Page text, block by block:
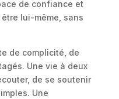
de confiance et
lui-même, sans
de complicité, de
Une vie à deux
de se soutenir
Une